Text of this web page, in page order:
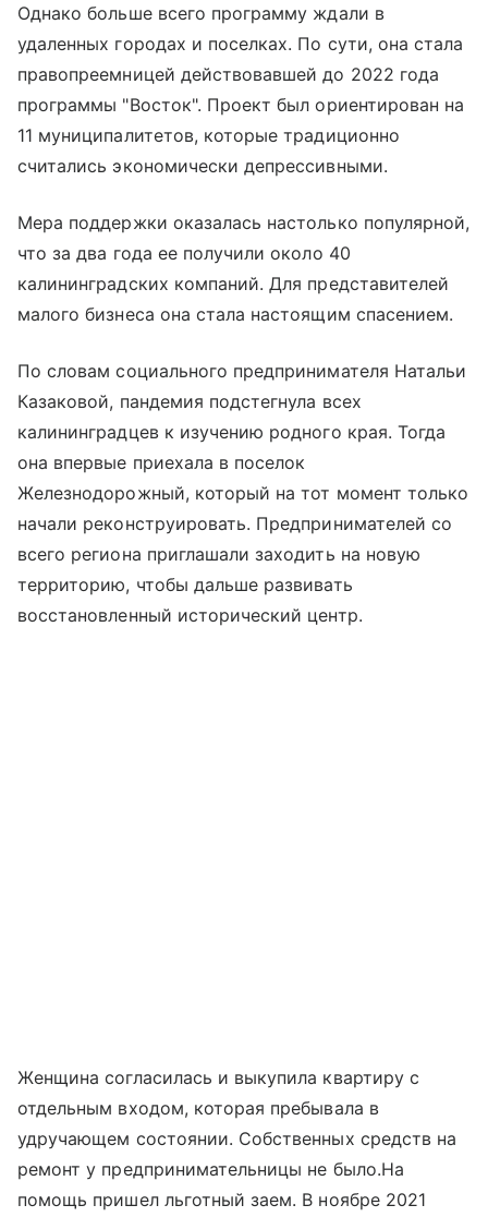
Однако больше всего программу ждали в
удаленных городах и поселках. По сути, она стала
правопреемницей действовавшей до 2022 года
программы "Восток". Проект был ориентирован на
11 муниципалитетов, которые традиционно
считались экономически депрессивными.
Мера поддержки оказалась настолько популярной,
что за два года ее получили около 40
калининградских компаний. Для представителей
малого бизнеса она стала настоящим спасением.
По словам социального предпринимателя Натальи
Казаковой, пандемия подстегнула всех
калининградцев к изучению родного края. Тогда
она впервые приехала в поселок
Железнодорожный, который на тот момент только
начали реконструировать. Предпринимателей со
всего региона приглашали заходить на новую
территорию, чтобы дальше развивать
восстановленный исторический центр.
Женщина согласилась и выкупила квартиру с
отдельным входом, которая пребывала в
удручающем состоянии. Собственных средств на
ремонт у предпринимательницы не было.На
помощь пришел льготный заем. В ноябре 2021